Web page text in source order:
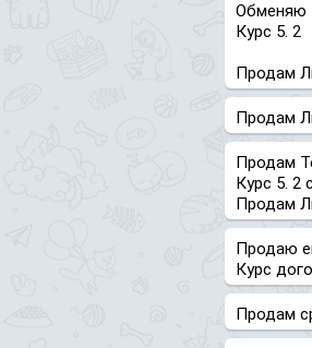
Обменяю
Курс 5. 2
Продам
Продам
Продам
Курс 5. 2
Продам
Продаю
Курс
Продам